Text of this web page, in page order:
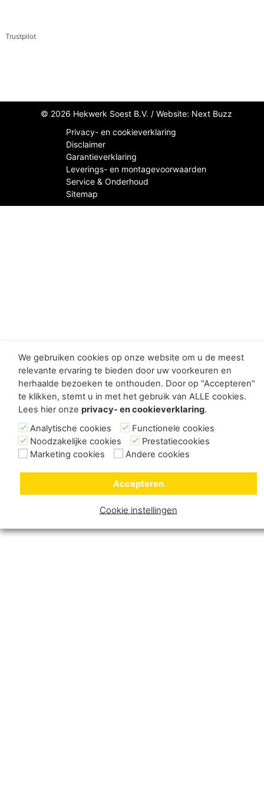
Trustpilot
© 2026 Hekwerk Soest B.V. / Website: Next Buzz
Privacy- en cookieverklaring
Disclaimer
Garantieverklaring
Leverings- en montagevoorwaarden
Service & Onderhoud
Sitemap
We gebruiken cookies op onze website om u de meest
relevante ervaring te bieden door uw voorkeuren en
herhaalde bezoeken te onthouden. Door op "Accepteren"
te klikken, stemt u in met het gebruik van ALLE cookies.
Lees hier onze privacy- en cookieverklaring.
Analytische cookies
Functionele cookies
Noodzakelijke cookies
Prestatiecookies
Marketing cookies
Andere cookies
Cookie instellingen
Accepteren